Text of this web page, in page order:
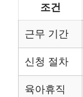
조건
근무 기간
신청 절차
육아휴직